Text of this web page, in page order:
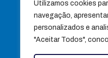
Utilizamos cookies
navegação,
personalizados e
"Aceitar Todos",